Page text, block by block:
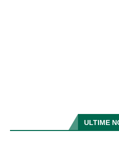
ULTIME